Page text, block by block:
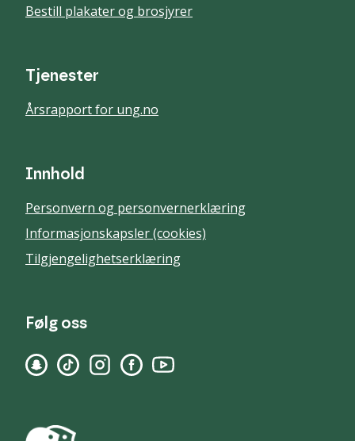
Bestill plakater og brosjyrer
Tjenester
Årsrapport for ung.no
Innhold
Personvern og personvernerklæring
Informasjonskapsler (cookies)
Tilgjengelighetserklæring
Følg oss